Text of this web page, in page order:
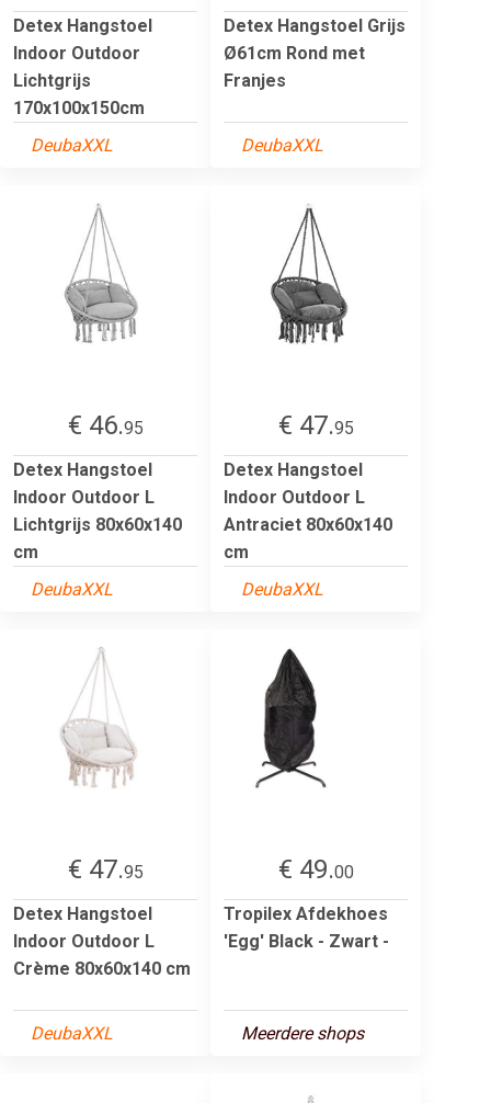
Detex Hangstoel
Indoor Outdoor
Lichtgrijs
170x100x150cm
DeubaXXL
Detex Hangstoel Grijs
Ø61cm Rond met
Franjes
DeubaXXL
€ 46.95
Detex Hangstoel
Indoor Outdoor L
Lichtgrijs 80x60x140
cm
DeubaXXL
€ 47.95
Detex Hangstoel
Indoor Outdoor L
Antraciet 80x60x140
cm
DeubaXXL
€ 47.95
Detex Hangstoel
Indoor Outdoor L
Crème 80x60x140 cm
DeubaXXL
€ 49.00
Tropilex Afdekhoes
'Egg' Black - Zwart -
Meerdere shops